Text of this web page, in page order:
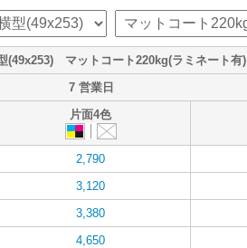
(49x253) マットコート220kg(ラミネート有)
7 営業日
片面4色
2,790
3,120
3,380
4,650